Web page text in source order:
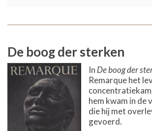
De boog der sterken
In De boog der
Remarque het
hem kwam in de
die hij met
gevoerd.